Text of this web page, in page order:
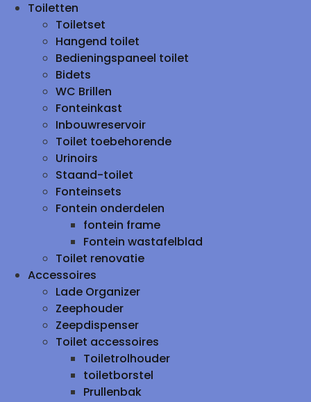
Toiletten
Toiletset
Hangend toilet
Bedieningspaneel toilet
Bidets
WC Brillen
Fonteinkast
Inbouwreservoir
Toilet toebehorende
Urinoirs
Staand-toilet
Fonteinsets
Fontein onderdelen
fontein frame
Fontein wastafelblad
Toilet renovatie
Accessoires
Lade Organizer
Zeephouder
Zeepdispenser
Toilet accessoires
Toiletrolhouder
toiletborstel
Prullenbak